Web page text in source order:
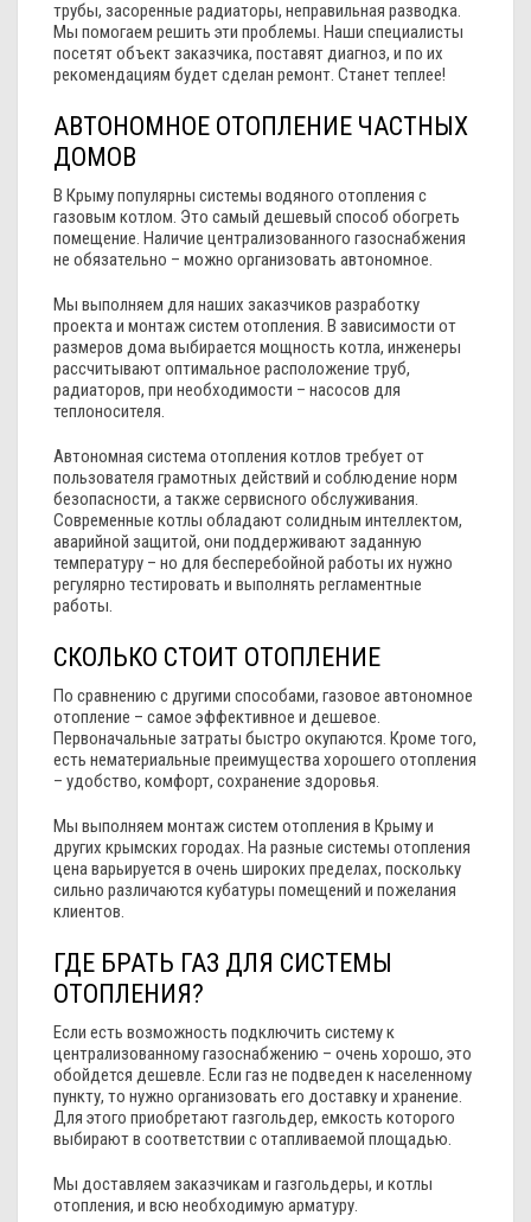
трубы, засоренные радиаторы, неправильная разводка.
Мы помогаем решить эти проблемы. Наши специалисты
посетят объект заказчика, поставят диагноз, и по их
рекомендациям будет сделан ремонт. Станет теплее!
АВТОНОМНОЕ ОТОПЛЕНИЕ ЧАСТНЫХ
ДОМОВ
В Крыму популярны системы водяного отопления с
газовым котлом. Это самый дешевый способ обогреть
помещение. Наличие централизованного газоснабжения
не обязательно – можно организовать автономное.
Мы выполняем для наших заказчиков разработку
проекта и монтаж систем отопления. В зависимости от
размеров дома выбирается мощность котла, инженеры
рассчитывают оптимальное расположение труб,
радиаторов, при необходимости – насосов для
теплоносителя.
Автономная система отопления котлов требует от
пользователя грамотных действий и соблюдение норм
безопасности, а также сервисного обслуживания.
Современные котлы обладают солидным интеллектом,
аварийной защитой, они поддерживают заданную
температуру – но для бесперебойной работы их нужно
регулярно тестировать и выполнять регламентные
работы.
СКОЛЬКО СТОИТ ОТОПЛЕНИЕ
По сравнению с другими способами, газовое автономное
отопление – самое эффективное и дешевое.
Первоначальные затраты быстро окупаются. Кроме того,
есть нематериальные преимущества хорошего отопления
– удобство, комфорт, сохранение здоровья.
Мы выполняем монтаж систем отопления в Крыму и
других крымских городах. На разные системы отопления
цена варьируется в очень широких пределах, поскольку
сильно различаются кубатуры помещений и пожелания
клиентов.
ГДЕ БРАТЬ ГАЗ ДЛЯ СИСТЕМЫ
ОТОПЛЕНИЯ?
Если есть возможность подключить систему к
централизованному газоснабжению – очень хорошо, это
обойдется дешевле. Если газ не подведен к населенному
пункту, то нужно организовать его доставку и хранение.
Для этого приобретают газгольдер, емкость которого
выбирают в соответствии с отапливаемой площадью.
Мы доставляем заказчикам и газгольдеры, и котлы
отопления, и всю необходимую арматуру.